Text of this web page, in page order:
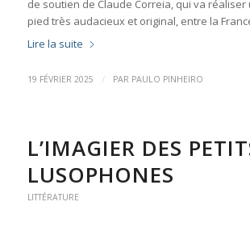
de soutien de Claude Correia, qui va
pied très audacieux et original, entre la
Lire la suite
19 FÉVRIER 2025 / PAR PAULO PINHEIRO
L’IMAGIER DES
LUSOPHONES
LITTÉRATURE